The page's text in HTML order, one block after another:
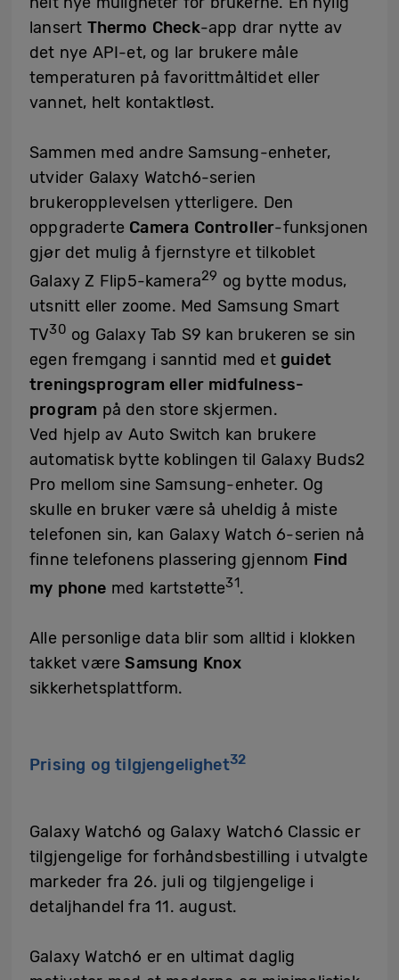
lansert Thermo Check-app drar nytte av
det nye API-et, og lar brukere måle
temperaturen på favorittmåltidet eller
vannet, helt kontaktløst.
Sammen med andre Samsung-enheter,
utvider Galaxy Watch6-serien
brukeropplevelsen ytterligere. Den
oppgraderte Camera Controller-funksjonen
gjør det mulig å fjernstyre et tilkoblet
Galaxy Z Flip5-kamera29 og bytte modus,
utsnitt eller zoome. Med Samsung Smart
TV30 og Galaxy Tab S9 kan brukeren se sin
egen fremgang i sanntid med et guidet
treningsprogram eller midfulness-
program på den store skjermen.
Ved hjelp av Auto Switch kan brukere
automatisk bytte koblingen til Galaxy Buds2
Pro mellom sine Samsung-enheter. Og
skulle en bruker være så uheldig å miste
telefonen sin, kan Galaxy Watch 6-serien nå
finne telefonens plassering gjennom Find
my phone med kartstøtte31.
Alle personlige data blir som alltid i klokken
takket væreSamsung Knox
sikkerhetsplattform.
Prising og tilgjengelighet32
Galaxy Watch6 og Galaxy Watch6 Classic er
tilgjengelige for forhåndsbestilling i utvalgte
markeder fra 26. juli og tilgjengelige i
detaljhandel fra 11. august.
Galaxy Watch6 er en ultimat daglig